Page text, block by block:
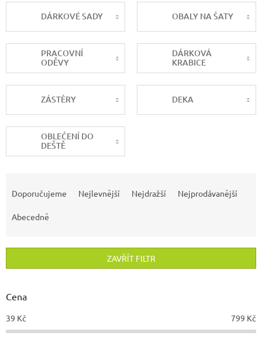
DÁRKOVÉ SADY OBALY NA ŠATY
PRACOVNÍ
ODĚVY
DÁRKOVÁ
KRABICE
ZÁSTĚRY DEKA
OBLEČENÍ DO
DEŠTĚ
r
d
k
t
Doporučujeme Nejlevnější Nejdražší Nejprodávanější
Abecedně
ZAVŘÍT FILTR
Cena
39 Kč 799 Kč